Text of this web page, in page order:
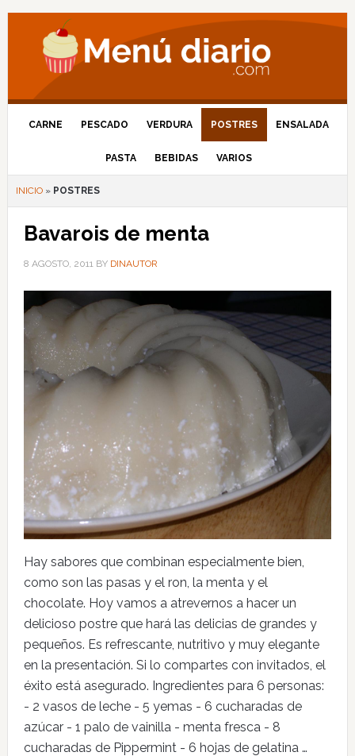
CARNE PESCADO VERDURA POSTRES ENSALADA
PASTA BEBIDAS VARIOS
INICIO» POSTRES
Bavarois de menta
8 AGOSTO, 2011BY DINAUTOR
Hay sabores que combinan especialmente bien,
como son las pasas y el ron, la menta y el
chocolate. Hoy vamos a atrevernos a hacer un
delicioso postre que hará las delicias de grandes y
pequeños. Es refrescante, nutritivo y muy elegante
en la presentación. Si lo compartes con invitados, el
éxito está asegurado. Ingredientes para 6 personas:
- 2 vasos de leche - 5 yemas - 6 cucharadas de
azúcar - 1 palo de vainilla - menta fresca - 8
cucharadas de Pippermint - 6 hojas de gelatina …